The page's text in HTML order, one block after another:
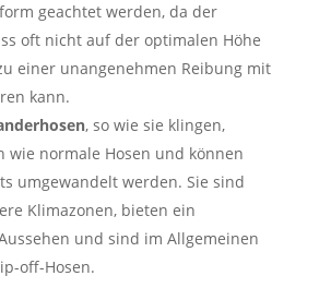
geachtet werden, da der
oft nicht auf der optimalen Höhe
einer unangenehmen Reibung mit
kann.
, so wie sie klingen,
wie normale Hosen und können
umgewandelt werden. Sie sind
Klimazonen, bieten ein
und sind im Allgemeinen
off-Hosen.